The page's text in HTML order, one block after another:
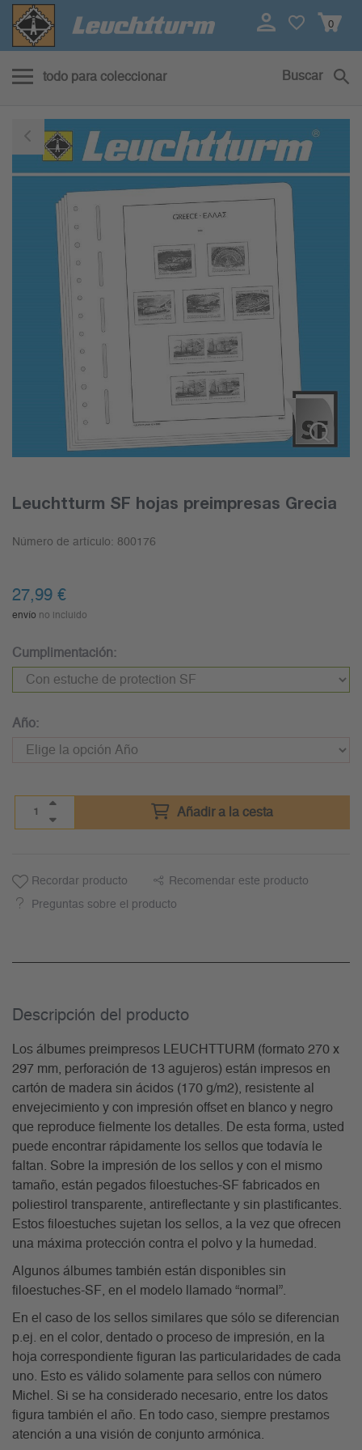
0
todo para coleccionar Buscar
Leuchtturm SF hojas preimpresas Grecia
Número de artículo: 800176
27,99 €
envío no incluido
Cumplimentación:
Año:
Añadir a la cesta
Recordar producto Recomendar este producto
Preguntas sobre el producto
Descripción del producto
Los álbumes preimpresos LEUCHTTURM (formato 270 x
297 mm, perforación de 13 agujeros) están impresos en
cartón de madera sin ácidos (170 g/m2), resistente al
envejecimiento y con impresión offset en blanco y negro
que reproduce fielmente los detalles. De esta forma, usted
puede encontrar rápidamente los sellos que todavía le
faltan. Sobre la impresión de los sellos y con el mismo
tamaño, están pegados filoestuches-SF fabricados en
poliestirol transparente, antireflectante y sin plastificantes.
Estos filoestuches sujetan los sellos, a la vez que ofrecen
una máxima protección contra el polvo y la humedad.
Algunos álbumes también están disponibles sin
filoestuches-SF, en el modelo llamado “normal”.
En el caso de los sellos similares que sólo se diferencian
p.ej. en el color, dentado o proceso de impresión, en la
hoja correspondiente figuran las particularidades de cada
uno. Esto es válido solamente para sellos con número
Michel. Si se ha considerado necesario, entre los datos
figura también el año. En todo caso, siempre prestamos
atención a una visión de conjunto armónica.